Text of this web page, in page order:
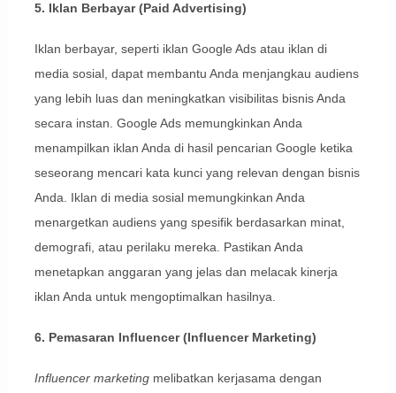
5. Iklan Berbayar (Paid Advertising)
Iklan berbayar, seperti iklan Google Ads atau iklan di
media sosial, dapat membantu Anda menjangkau audiens
yang lebih luas dan meningkatkan visibilitas bisnis Anda
secara instan. Google Ads memungkinkan Anda
menampilkan iklan Anda di hasil pencarian Google ketika
seseorang mencari kata kunci yang relevan dengan bisnis
Anda. Iklan di media sosial memungkinkan Anda
menargetkan audiens yang spesifik berdasarkan minat,
demografi, atau perilaku mereka. Pastikan Anda
menetapkan anggaran yang jelas dan melacak kinerja
iklan Anda untuk mengoptimalkan hasilnya.
6. Pemasaran Influencer (Influencer Marketing)
Influencer marketingmelibatkan kerjasama dengan